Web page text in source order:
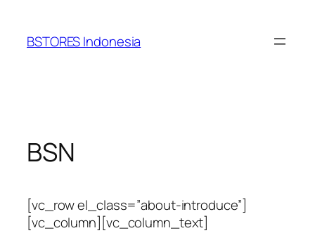
konten
BSTORES Indonesia
BSN
[vc_row el_class=”about-introduce”]
[vc_column][vc_column_text]